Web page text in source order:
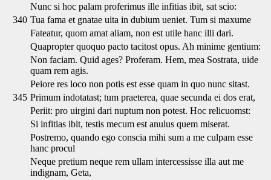
Nunc si hoc palam proferimus ille infitias ibit, sat scio:
340 Tua fama et gnatae uita in dubium ueniet. Tum si maxume
Fateatur, quom amat aliam, non est utile hanc illi dari.
Quapropter quoquo pacto tacitost opus. Ah minime gentium:
Non faciam. Quid ages? Proferam. Hem, mea Sostrata, uide
quam rem agis.
Peiore res loco non potis est esse quam in quo nunc sitast.
345 Primum indotatast; tum praeterea, quae secunda ei dos erat,
Periit: pro uirgini dari nuptum non potest. Hoc relicuomst:
Si infitias ibit, testis mecum est anulus quem miserat.
Postremo, quando ego conscia mihi sum a me culpam esse
hanc procul
Neque pretium neque rem ullam intercessisse illa aut me
indignam, Geta,